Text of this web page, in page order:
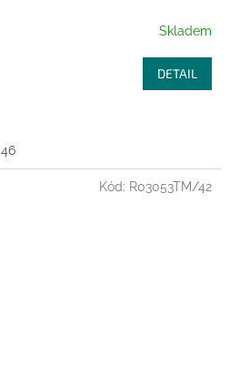
R
M
A
Skladem
DETAIL
46
Kód: R03053TM/42